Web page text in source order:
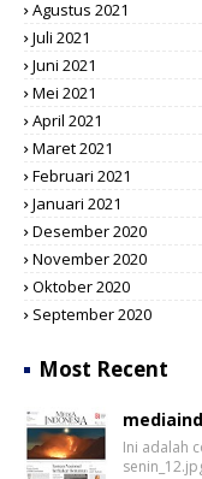
Agustus 2021
Juli 2021
Juni 2021
Mei 2021
April 2021
Maret 2021
Februari 2021
Januari 2021
Desember 2020
November 2020
Oktober 2020
September 2020
Most Recent
Ini adalah